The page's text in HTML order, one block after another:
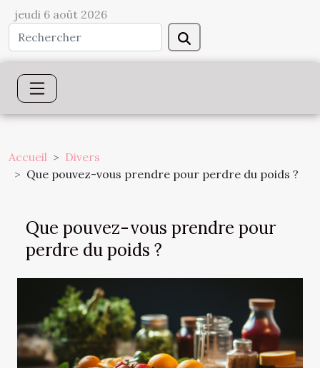
jeudi 6 août 2026
Accueil
Divers
Que pouvez-vous prendre pour perdre du poids ?
Que pouvez-vous prendre pour
perdre du poids ?